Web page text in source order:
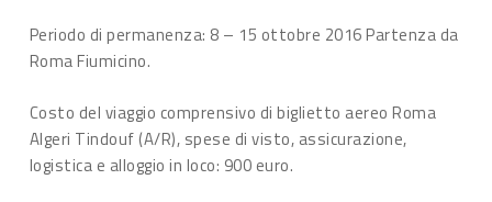
Periodo di permanenza: 8 – 15 ottobre 2016 Partenza da
Roma Fiumicino.
Costo del viaggio comprensivo di biglietto aereo Roma
Algeri Tindouf (A/R), spese di visto, assicurazione,
logistica e alloggio in loco: 900 euro.